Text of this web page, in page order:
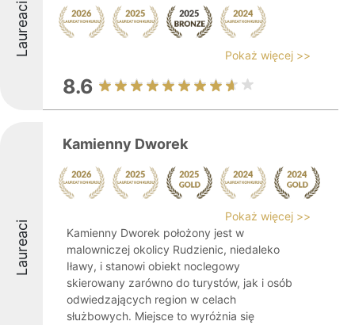
Laureaci Pokaż więcej >>
8.6
Laureaci
Kamienny Dworek
Pokaż więcej >>
Kamienny Dworek położony jest w
malowniczej okolicy Rudzienic, niedaleko
Iławy, i stanowi obiekt noclegowy
skierowany zarówno do turystów, jak i osób
odwiedzających region w celach
służbowych. Miejsce to wyróżnia się